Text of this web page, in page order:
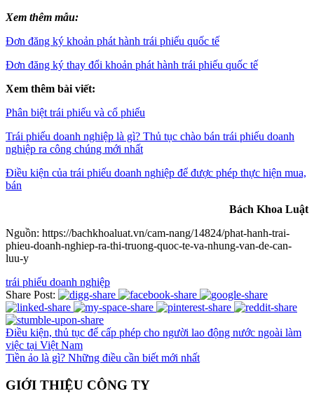
Xem thêm mẫu:
Đơn đăng ký khoản phát hành trái phiếu quốc tế
Đơn đăng ký thay đổi khoản phát hành trái phiếu quốc tế
Xem thêm bài viết:
Phân biệt trái phiếu và cổ phiếu
Trái phiếu doanh nghiệp là gì? Thủ tục chào bán trái phiếu doanh
nghiệp ra công chúng mới nhất
Điều kiện của trái phiếu doanh nghiệp để được phép thực hiện mua,
bán
Bách Khoa Luật
Nguồn: https://bachkhoaluat.vn/cam-nang/14824/phat-hanh-trai-
phieu-doanh-nghiep-ra-thi-truong-quoc-te-va-nhung-van-de-can-
luu-y
trái phiếu doanh nghiệp
Share Post:
Điều kiện, thủ tục để cấp phép cho người lao động nước ngoài làm
việc tại Việt Nam
Tiền ảo là gì? Những điều cần biết mới nhất
GIỚI THIỆU CÔNG TY